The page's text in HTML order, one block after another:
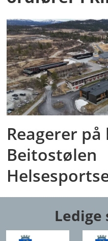
Reagerer
Beitostølen